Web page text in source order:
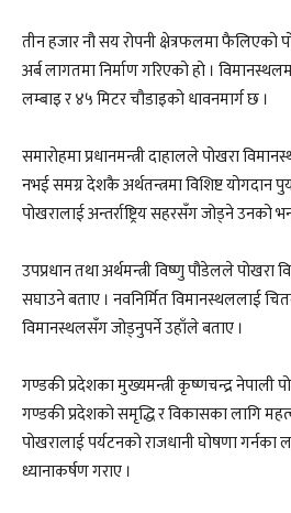
तीन हजार नौ सय रोपनी क्षेत्रफलमा फैलिएको
अर्ब लागतमा निर्माण गरिएको हो ।
लम्बाइ र ४५ मिटर चौडाइको धावनमार्ग छ ।
समारोहमा प्रधानमन्त्री दाहालले पोखरा
नभई समग्र देशकै अर्थतन्त्रमा विशिष्ट योगदान
पोखरालाई अन्तर्राष्ट्रिय सहरसँग जोड्ने उनको
उपप्रधान तथा अर्थमन्त्री विष्णु पौडेलले
सघाउने बताए । नवनिर्मित विमानस्थललाई
विमानस्थलसँग जोड्नुपर्ने उहाँले बताए ।
गण्डकी प्रदेशका मुख्यमन्त्री कृष्णचन्द्र नेपाली
गण्डकी प्रदेशको समृद्धि र विकासका लागि
पोखरालाई पर्यटनको राजधानी घोषणा
ध्यानाकर्षण गराए ।